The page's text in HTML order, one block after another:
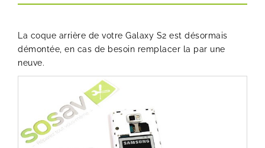
La coque arrière de votre Galaxy S2 est désormais
démontée, en cas de besoin remplacer la par une
neuve.